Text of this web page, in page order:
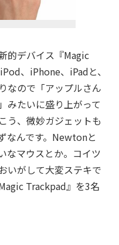
的デバイス『Magic
、iPhone、iPadと、
なので「アップルさん
みたいに盛り上がって
う、微妙ガジェットも
なんです。Newtonと
なマウスとか。コイツ
いがして大変ステキで
Trackpad』を3名